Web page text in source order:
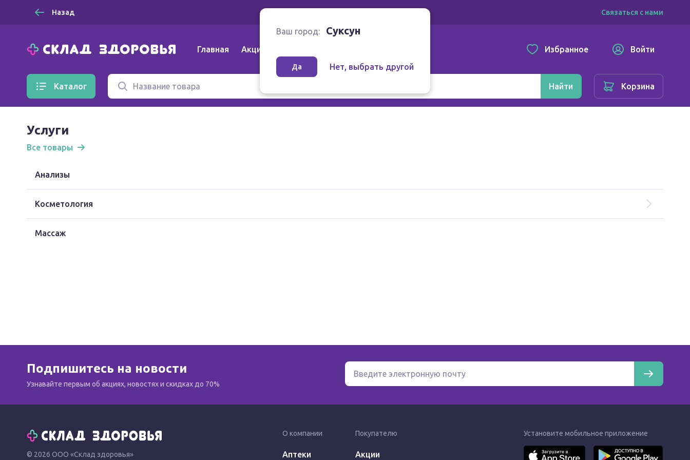
Назад Связаться с нами
Главная Акции Избранное Войти
Каталог Найти Корзина
Ваш город: Суксун
Да Нет, выбрать другой
Услуги
Все товары
Анализы
Косметология
Массаж
Подпишитесь на новости
Узнавайте первым об акциях, новостях и скидках до 70%
© 2026 ООО «Склад здоровья»
О компании
Аптеки
Покупателю
Акции
Установите мобильное приложение